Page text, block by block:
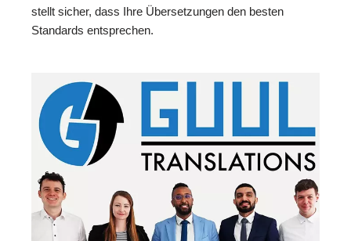
stellt sicher, dass Ihre Übersetzungen den besten
Standards entsprechen.